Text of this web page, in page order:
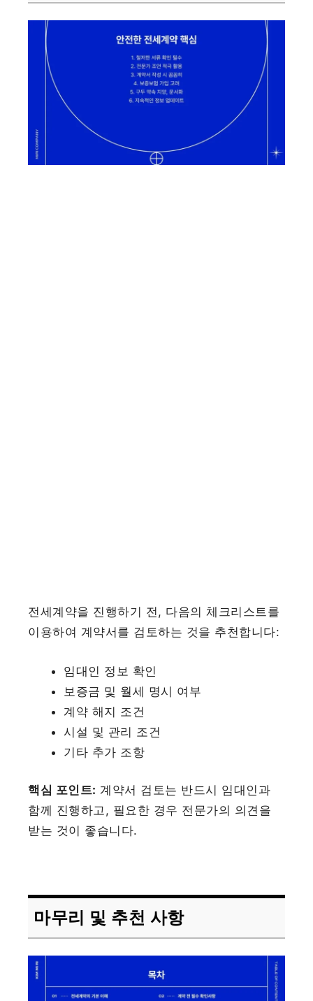
전세계약을 진행하기 전, 다음의 체크리스트를
이용하여 계약서를 검토하는 것을 추천합니다:
임대인 정보 확인
보증금 및 월세 명시 여부
계약 해지 조건
시설 및 관리 조건
기타 추가 조항
핵심 포인트: 계약서 검토는 반드시 임대인과
함께 진행하고, 필요한 경우 전문가의 의견을
받는 것이 좋습니다.
마무리 및 추천 사항